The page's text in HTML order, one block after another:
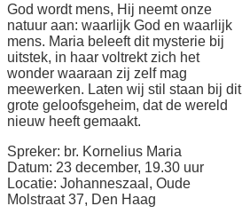
God wordt mens, Hij neemt onze
natuur aan: waarlijk God en waarlijk
mens. Maria beleeft dit mysterie bij
uitstek, in haar voltrekt zich het
wonder waaraan zij zelf mag
meewerken. Laten wij stil staan bij dit
grote geloofsgeheim, dat de wereld
nieuw heeft gemaakt.
Spreker: br. Kornelius Maria
Datum: 23 december, 19.30 uur
Locatie: Johanneszaal, Oude
Molstraat 37, Den Haag